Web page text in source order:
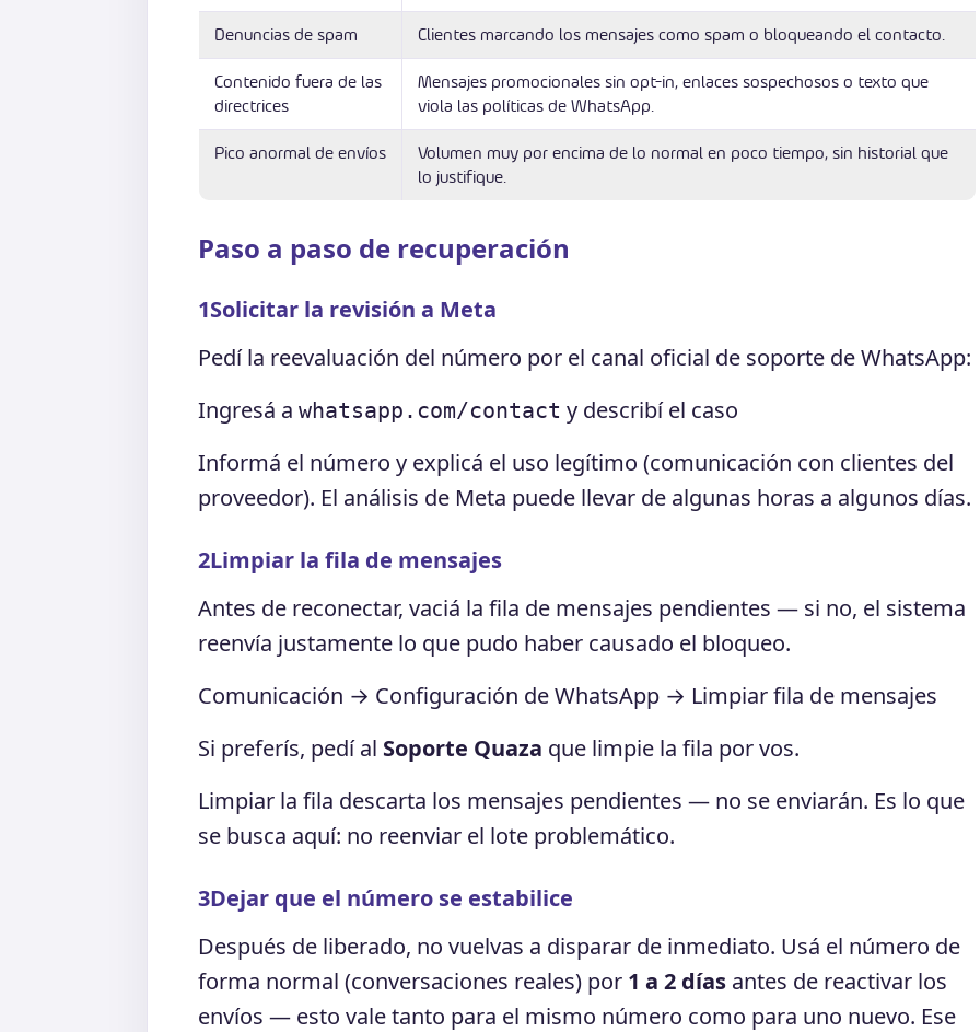
Denuncias de spam Clientes marcando los mensajes como spam o bloqueando el contacto.
Contenido fuera de las
directrices
Mensajes promocionales sin opt-in, enlaces sospechosos o texto que
viola las políticas de WhatsApp.
Pico anormal de envíos
Volumen muy por encima de lo normal en poco tiempo, sin historial que
lo justifique.
Paso a paso de recuperación
1Solicitar la revisión a Meta
Pedí la reevaluación del número por el canal oficial de soporte de WhatsApp:
Ingresá a whatsapp.com/contact y describí el caso
Informá el número y explicá el uso legítimo (comunicación con clientes del
proveedor). El análisis de Meta puede llevar de algunas horas a algunos días.
2Limpiar la fila de mensajes
Antes de reconectar, vaciá la fila de mensajes pendientes — si no, el sistema
reenvía justamente lo que pudo haber causado el bloqueo.
Comunicación → Configuración de WhatsApp → Limpiar fila de mensajes
Si preferís, pedí al Soporte Quaza que limpie la fila por vos.
Limpiar la fila descarta los mensajes pendientes — no se enviarán. Es lo que
se busca aquí: no reenviar el lote problemático.
3Dejar que el número se estabilice
Después de liberado, no vuelvas a disparar de inmediato. Usá el número de
forma normal (conversaciones reales) por 1 a 2 días antes de reactivar los
envíos — esto vale tanto para el mismo número como para uno nuevo. Ese